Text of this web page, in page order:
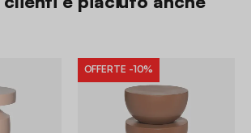
OFFERTE -10%